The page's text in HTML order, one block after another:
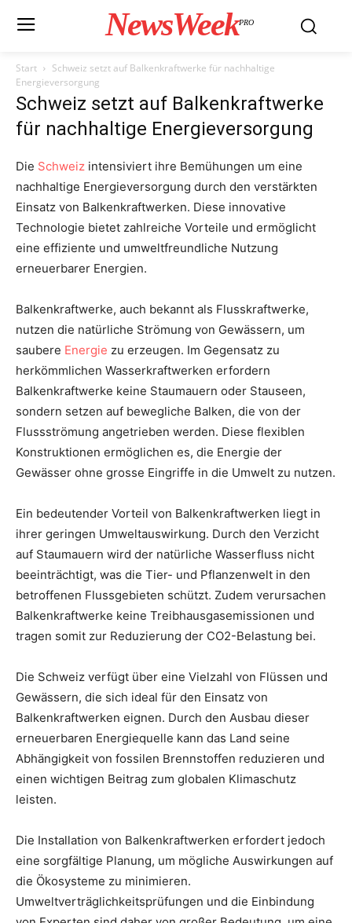
NewsWeekPRO
Start
Schweiz setzt auf Balkenkraftwerke für nachhaltige
Energieversorgung
Schweiz setzt auf Balkenkraftwerke
für nachhaltige Energieversorgung
Die Schweiz intensiviert ihre Bemühungen um eine
nachhaltige Energieversorgung durch den verstärkten
Einsatz von Balkenkraftwerken. Diese innovative
Technologie bietet zahlreiche Vorteile und ermöglicht
eine effiziente und umweltfreundliche Nutzung
erneuerbarer Energien.
Balkenkraftwerke, auch bekannt als Flusskraftwerke,
nutzen die natürliche Strömung von Gewässern, um
saubere Energie zu erzeugen. Im Gegensatz zu
herkömmlichen Wasserkraftwerken erfordern
Balkenkraftwerke keine Staumauern oder Stauseen,
sondern setzen auf bewegliche Balken, die von der
Flussströmung angetrieben werden. Diese flexiblen
Konstruktionen ermöglichen es, die Energie der
Gewässer ohne grosse Eingriffe in die Umwelt zu nutzen.
Ein bedeutender Vorteil von Balkenkraftwerken liegt in
ihrer geringen Umweltauswirkung. Durch den Verzicht
auf Staumauern wird der natürliche Wasserfluss nicht
beeinträchtigt, was die Tier- und Pflanzenwelt in den
betroffenen Flussgebieten schützt. Zudem verursachen
Balkenkraftwerke keine Treibhausgasemissionen und
tragen somit zur Reduzierung der CO2-Belastung bei.
Die Schweiz verfügt über eine Vielzahl von Flüssen und
Gewässern, die sich ideal für den Einsatz von
Balkenkraftwerken eignen. Durch den Ausbau dieser
erneuerbaren Energiequelle kann das Land seine
Abhängigkeit von fossilen Brennstoffen reduzieren und
einen wichtigen Beitrag zum globalen Klimaschutz
leisten.
Die Installation von Balkenkraftwerken erfordert jedoch
eine sorgfältige Planung, um mögliche Auswirkungen auf
die Ökosysteme zu minimieren.
Umweltverträglichkeitsprüfungen und die Einbindung